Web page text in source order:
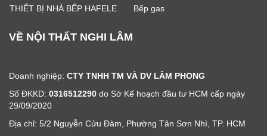
THIẾT BỊ NHÀ BẾP HAFELE
Bếp gas
VỀ NỘI THẤT NGHI LÂM
Doanh nghiệp: CTY TNHH TM VÀ DV LÂM PHONG
Số ĐKKD: 0316512290 do Sở Kế hoạch đầu tư HCM cấp ngày
29/09/2020
Địa chỉ: 5/2 Nguyễn Cửu Đàm, Phường Tân Sơn Nhì, TP. HCM